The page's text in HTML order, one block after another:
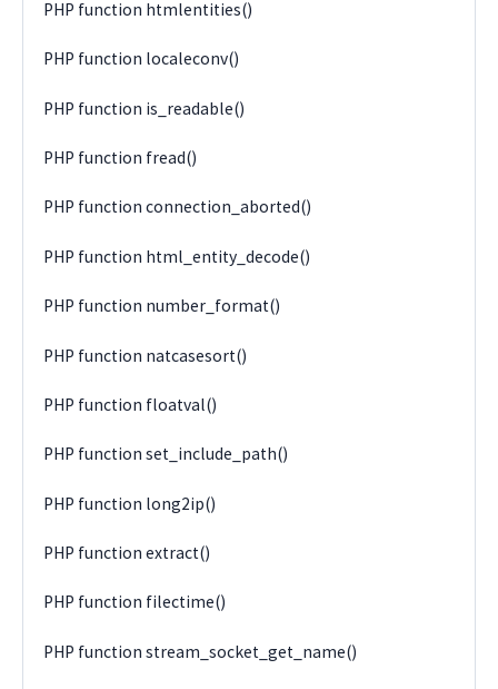
PHP function htmlentities()
PHP function localeconv()
PHP function is_readable()
PHP function fread()
PHP function connection_aborted()
PHP function html_entity_decode()
PHP function number_format()
PHP function natcasesort()
PHP function floatval()
PHP function set_include_path()
PHP function long2ip()
PHP function extract()
PHP function filectime()
PHP function stream_socket_get_name()